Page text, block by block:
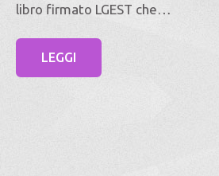
libro firmato LGEST che…
LEGGI